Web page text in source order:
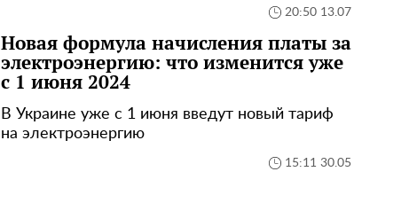
20:50 13.07
Новая формула начисления платы за
электроэнергию: что изменится уже
с 1 июня 2024
В Украине уже с 1 июня введут новый тариф
на электроэнергию
15:11 30.05